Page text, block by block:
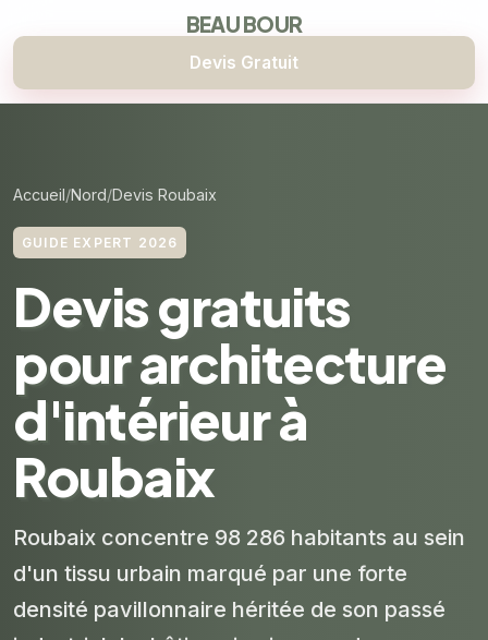
BEAU BOUR
Devis Gratuit
Accueil Nord Devis Roubaix
GUIDE EXPERT 2026
Devis gratuits
pour architecture
d'intérieur à
Roubaix
Roubaix concentre 98 286 habitants au sein
d'un tissu urbain marqué par une forte
densité pavillonnaire héritée de son passé